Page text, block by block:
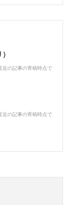
近の記事の寄稿時点で
近の記事の寄稿時点で